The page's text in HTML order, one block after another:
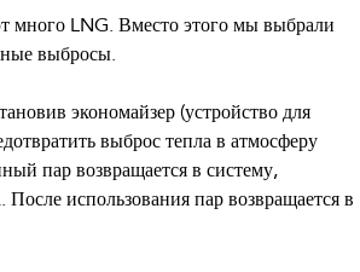
много LNG. Вместо этого мы выбрали
выбросы.
экономайзер (устройство для
выброс тепла в атмосферу
пар возвращается в систему,
использования пар возвращается в